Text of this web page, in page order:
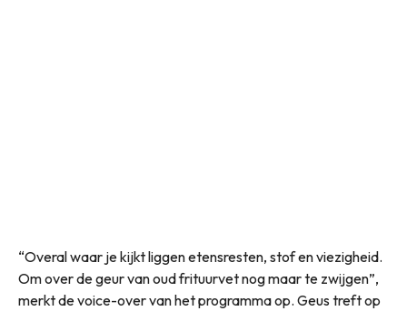
“Overal waar je kijkt liggen etensresten, stof en viezigheid.
Om over de geur van oud frituurvet nog maar te zwijgen”,
merkt de voice-over van het programma op. Geus treft op